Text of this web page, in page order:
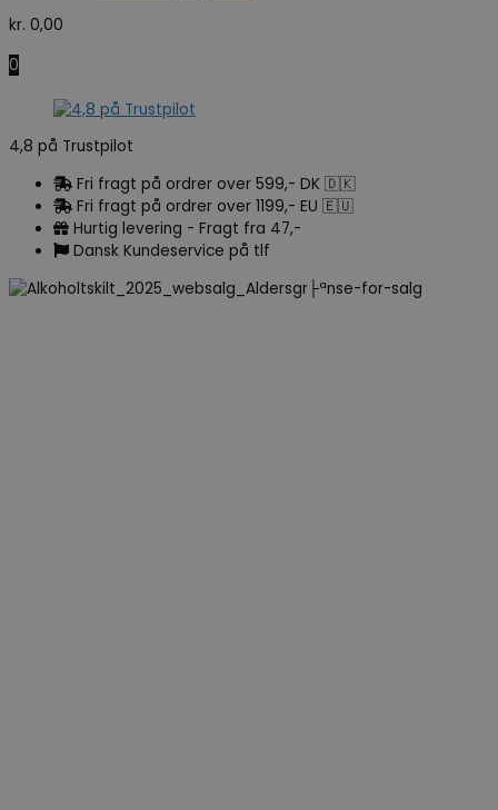
kr. 0,00
0
4,8 på Trustpilot
Fri fragt på ordrer over 599,- DK 🇩🇰
Fri fragt på ordrer over 1199,- EU 🇪🇺
Hurtig levering - Fragt fra 47,-
Dansk Kundeservice på tlf